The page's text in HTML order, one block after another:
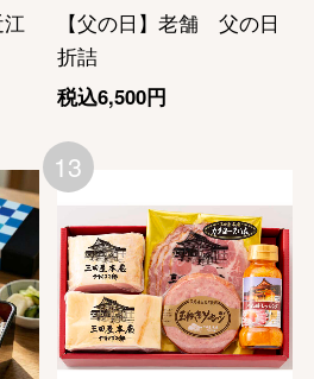
【父の日】老舗 父の日
折詰
税込6,500円
13